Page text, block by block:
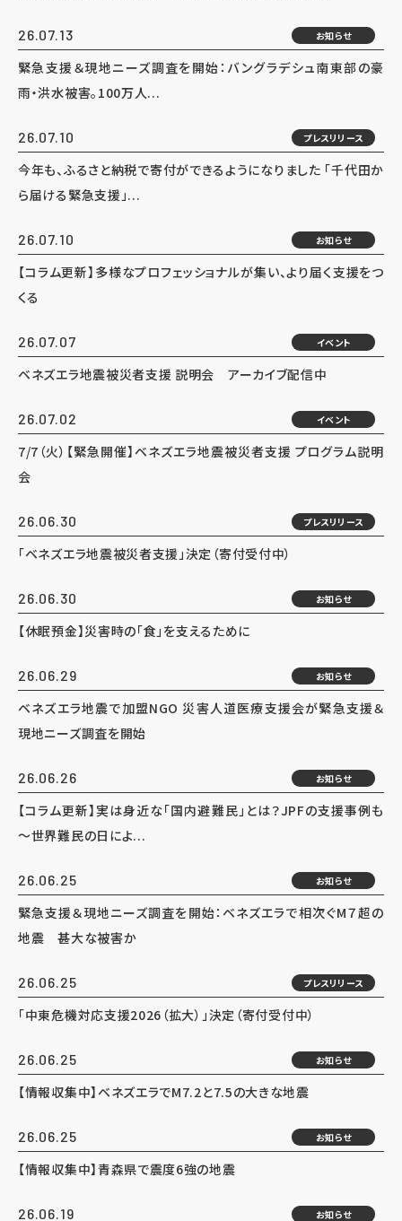
26.07.13 お知らせ
緊急支援＆現地ニーズ調査を開始：バングラデシュ南東部の豪
雨・洪水被害。100万人...
26.07.10 プレスリリース
今年も、ふるさと納税で寄付ができるようになりました 「千代田か
ら届ける緊急支援」...
26.07.10 お知らせ
【コラム更新】多様なプロフェッショナルが集い、より届く支援をつ
くる
26.07.07 イベント
ベネズエラ地震被災者支援 説明会 アーカイブ配信中
26.07.02 イベント
7/7（火）【緊急開催】ベネズエラ地震被災者支援 プログラム説明
会
26.06.30 プレスリリース
「ベネズエラ地震被災者支援」決定（寄付受付中）
26.06.30 お知らせ
【休眠預金】災害時の「食」を支えるために
26.06.29 お知らせ
ベネズエラ地震で加盟NGO 災害人道医療支援会が緊急支援＆
現地ニーズ調査を開始
26.06.26 お知らせ
【コラム更新】実は身近な「国内避難民」とは？JPFの支援事例も
～世界難民の日によ...
26.06.25 お知らせ
緊急支援＆現地ニーズ調査を開始：ベネズエラで相次ぐM７超の
地震 甚大な被害か
26.06.25 プレスリリース
「中東危機対応支援2026（拡大）」決定（寄付受付中）
26.06.25 お知らせ
【情報収集中】ベネズエラでM7.2と7.5の大きな地震
26.06.25 お知らせ
【情報収集中】青森県で震度6強の地震
26.06.19 お知らせ